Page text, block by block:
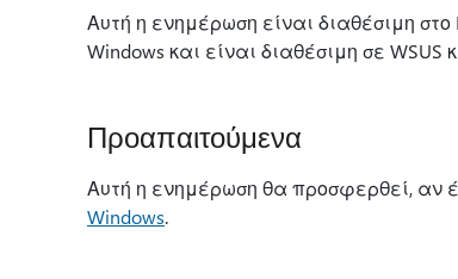
Αυτή η ενημέρωση είναι διαθέσιμη
Windows και είναι διαθέσιμη σε WSUS
Προαπαιτούμενα
Αυτή η ενημέρωση θα προσφερθεί, αν
Windows.